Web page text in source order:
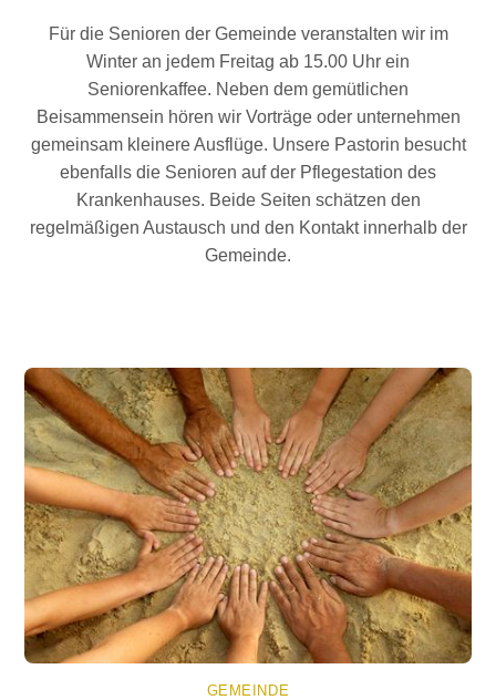
Für die Senioren der Gemeinde veranstalten wir im
Winter an jedem Freitag ab 15.00 Uhr ein
Seniorenkaffee. Neben dem gemütlichen
Beisammensein hören wir Vorträge oder unternehmen
gemeinsam kleinere Ausflüge. Unsere Pastorin besucht
ebenfalls die Senioren auf der Pflegestation des
Krankenhauses. Beide Seiten schätzen den
regelmäßigen Austausch und den Kontakt innerhalb der
Gemeinde.
GEMEINDE